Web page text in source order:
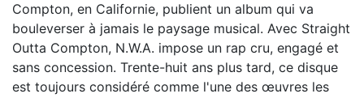
Compton, en Californie, publient un album qui va
bouleverser à jamais le paysage musical. Avec Straight
Outta Compton, N.W.A. impose un rap cru, engagé et
sans concession. Trente-huit ans plus tard, ce disque
est toujours considéré comme l'une des œuvres les